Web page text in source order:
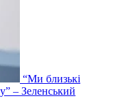
“Ми близькі
– Зеленський